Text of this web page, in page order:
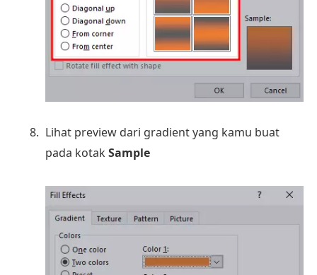
Lihat preview dari gradient yang kamu buat
pada kotakSample